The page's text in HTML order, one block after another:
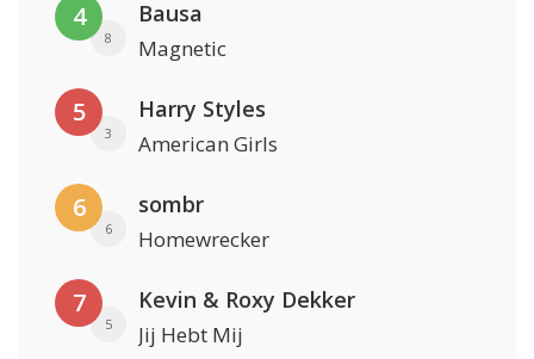
4
8
Bausa
Magnetic
5
3
Harry Styles
American Girls
6
6
sombr
Homewrecker
7
5
Kevin & Roxy Dekker
Jij Hebt Mij